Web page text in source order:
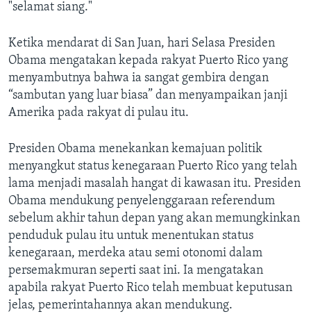
"selamat siang."
Ketika mendarat di San Juan, hari Selasa Presiden
Obama mengatakan kepada rakyat Puerto Rico yang
menyambutnya bahwa ia sangat gembira dengan
“sambutan yang luar biasa” dan menyampaikan janji
Amerika pada rakyat di pulau itu.
Presiden Obama menekankan kemajuan politik
menyangkut status kenegaraan Puerto Rico yang telah
lama menjadi masalah hangat di kawasan itu. Presiden
Obama mendukung penyelenggaraan referendum
sebelum akhir tahun depan yang akan memungkinkan
penduduk pulau itu untuk menentukan status
kenegaraan, merdeka atau semi otonomi dalam
persemakmuran seperti saat ini. Ia mengatakan
apabila rakyat Puerto Rico telah membuat keputusan
jelas, pemerintahannya akan mendukung.